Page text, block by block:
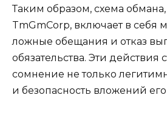
Таким образом, схема
TmGmCorp, включает в себя
ложные обещания и отказ
обязательства. Эти действия
сомнение не только
и безопасность вложений